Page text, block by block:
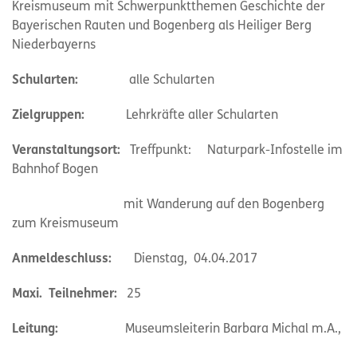
Kreismuseum mit Schwerpunktthemen Geschichte der
Bayerischen Rauten und Bogenberg als Heiliger Berg
Niederbayerns
Schularten: alle Schularten
Zielgruppen: Lehrkräfte aller Schularten
Veranstaltungsort:
Treffpunkt: Naturpark-Infostelle im
Bahnhof Bogen
mit Wanderung auf den Bogenberg
zum Kreismuseum
Anmeldeschluss: Dienstag, 04.04.2017
Maxi. Teilnehmer: 25
Leitung: Museumsleiterin Barbara Michal m.A.,